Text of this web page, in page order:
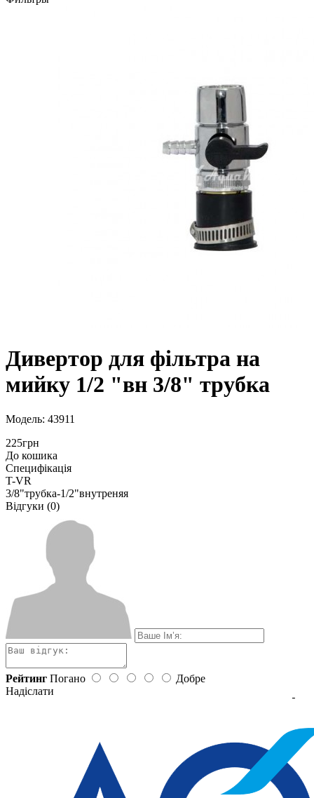
Дивертор для фільтра на
мийку 1/2 "вн 3/8" трубка
Модель: 43911
225грн
До кошика
Специфікація
T-VR
3/8"трубка-1/2"внутреняя
Відгуки (0)
Рейтинг Погано
Добре
Надіслати